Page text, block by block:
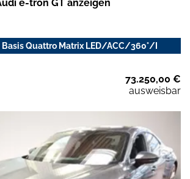
e-tron GT anzeigen
Basis Quattro Matrix LED/ACC/360°/I
73.250,00 €
ausweisbar